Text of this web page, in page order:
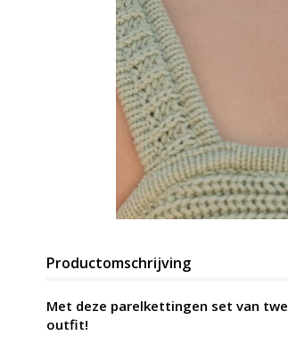
Productomschrijving
Met deze parelkettingen set van
outfit!